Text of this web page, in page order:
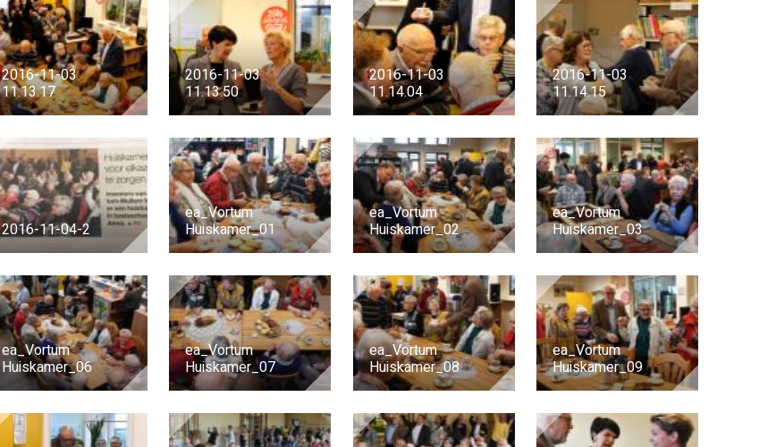
2016-11-03
11.13.17
2016-11-03
11.13.50
2016-11-03
11.14.04
2016-11-03
11.14.15
2016-11-04-2
ea_Vortum
Huiskamer_01
ea_Vortum
Huiskamer_02
ea_Vortum
Huiskamer_03
ea_Vortum
Huiskamer_06
ea_Vortum
Huiskamer_07
ea_Vortum
Huiskamer_08
ea_Vortum
Huiskamer_09